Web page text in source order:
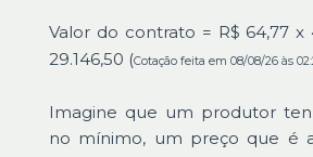
Valor do contrato = R$ 64,77 x
29.146,50 (Cotação feita em 08/08/26 às
Imagine que um produtor
no mínimo, um preço que é